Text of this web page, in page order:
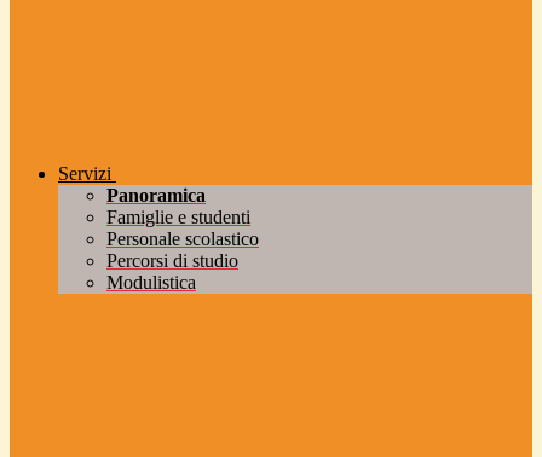
Servizi
Panoramica
Famiglie e studenti
Personale scolastico
Percorsi di studio
Modulistica